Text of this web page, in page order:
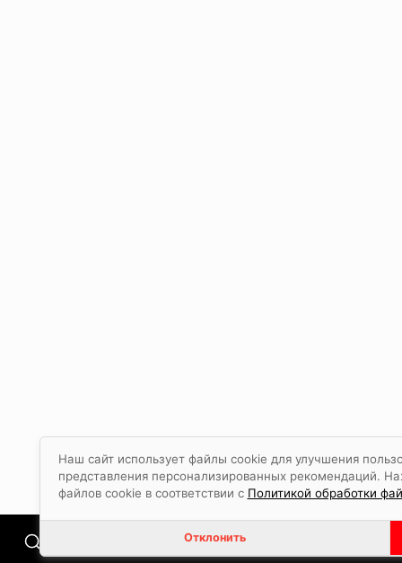
Наш сайт использует файлы cookie для улучшения
представления персонализированных рекомендаций.
файлов cookie в соответствии с Политикой обработки
Отклонить